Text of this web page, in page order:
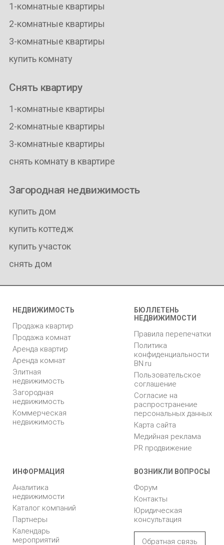
1-комнатные квартиры
2-комнатные квартиры
3-комнатные квартиры
купить комнату
Снять квартиру
1-комнатные квартиры
2-комнатные квартиры
3-комнатные квартиры
снять комнату в квартире
Загородная недвижимость
купить дом
купить коттедж
купить участок
снять дом
НЕДВИЖИМОСТЬ
Продажа квартир
Продажа комнат
Аренда квартир
Аренда комнат
Элитная
недвижимость
Загородная
недвижимость
Коммерческая
недвижимость
БЮЛЛЕТЕНЬ
НЕДВИЖИМОСТИ
Правила перепечатки
Политика
конфиденциальности
BN.ru
Пользовательское
соглашение
Согласие на
распространение
персональных данных
Карта сайта
Медийная реклама
PR продвижение
ИНФОРМАЦИЯ
Аналитика
недвижимости
Каталог компаний
Партнеры
Календарь
мероприятий
ВОЗНИКЛИ ВОПРОСЫ
Форум
Контакты
Юридическая
консультация
Обратная связь